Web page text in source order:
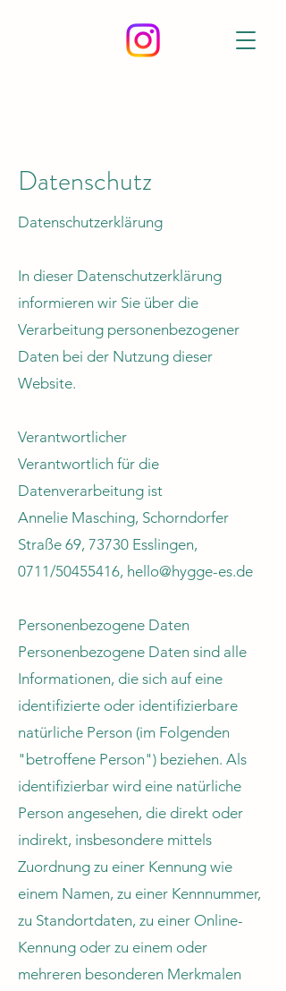
Datenschutz
Datenschutzerklärung
In dieser Datenschutzerklärung
informieren wir Sie über die
Verarbeitung personenbezogener
Daten bei der Nutzung dieser
Website.
Verantwortlicher
Verantwortlich für die
Datenverarbeitung ist
Annelie Masching, Schorndorfer
Straße 69, 73730 Esslingen,
0711/50455416, hello@hygge-es.de
Personenbezogene Daten
Personenbezogene Daten sind alle
Informationen, die sich auf eine
identifizierte oder identifizierbare
natürliche Person (im Folgenden
"betroffene Person") beziehen. Als
identifizierbar wird eine natürliche
Person angesehen, die direkt oder
indirekt, insbesondere mittels
Zuordnung zu einer Kennung wie
einem Namen, zu einer Kennnummer,
zu Standortdaten, zu einer Online-
Kennung oder zu einem oder
mehreren besonderen Merkmalen